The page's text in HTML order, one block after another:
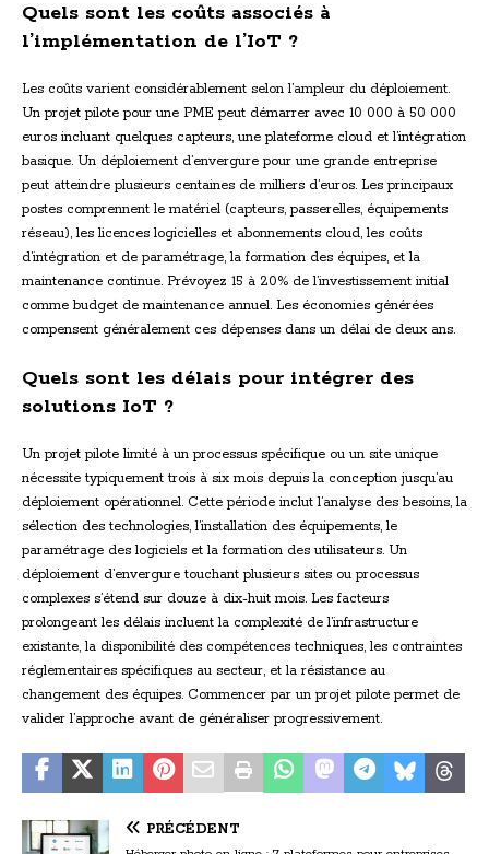
Quels sont les coûts associés à
l’implémentation de l’IoT ?
Les coûts varient considérablement selon l’ampleur du déploiement.
Un projet pilote pour une PME peut démarrer avec 10 000 à 50 000
euros incluant quelques capteurs, une plateforme cloud et l’intégration
basique. Un déploiement d’envergure pour une grande entreprise
peut atteindre plusieurs centaines de milliers d’euros. Les principaux
postes comprennent le matériel (capteurs, passerelles, équipements
réseau), les licences logicielles et abonnements cloud, les coûts
d’intégration et de paramétrage, la formation des équipes, et la
maintenance continue. Prévoyez 15 à 20% de l’investissement initial
comme budget de maintenance annuel. Les économies générées
compensent généralement ces dépenses dans un délai de deux ans.
Quels sont les délais pour intégrer des
solutions IoT ?
Un projet pilote limité à un processus spécifique ou un site unique
nécessite typiquement trois à six mois depuis la conception jusqu’au
déploiement opérationnel. Cette période inclut l’analyse des besoins, la
sélection des technologies, l’installation des équipements, le
paramétrage des logiciels et la formation des utilisateurs. Un
déploiement d’envergure touchant plusieurs sites ou processus
complexes s’étend sur douze à dix-huit mois. Les facteurs
prolongeant les délais incluent la complexité de l’infrastructure
existante, la disponibilité des compétences techniques, les contraintes
réglementaires spécifiques au secteur, et la résistance au
changement des équipes. Commencer par un projet pilote permet de
valider l’approche avant de généraliser progressivement.
PRÉCÉDENT